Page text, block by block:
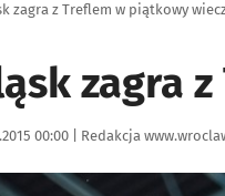
zagra z Treflem w piątkowy
zagra
publikacji:
00:00 | Autor:
Redakcja
aby powiększyć